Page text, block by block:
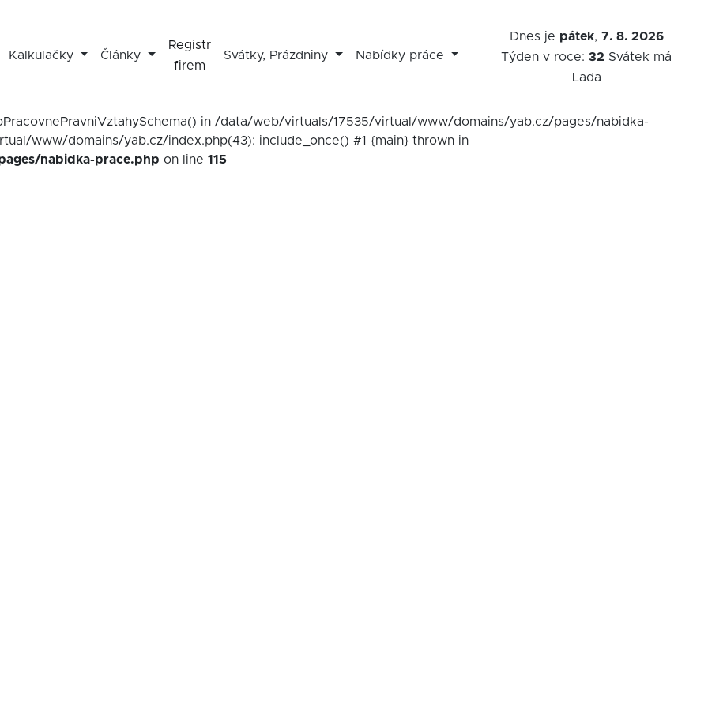
Kalkulačky Články
Registr
firem
Svátky, Prázdniny Nabídky práce
Dnes je pátek, 7. 8. 2026
Týden v roce:32 Svátek má
Lada
in /data/web/virtuals/17535/virtual/www/domains/yab.cz/pages/nabidka-
www/domains/yab.cz/index.php(43): include_once() #1 {main} thrown in
nabidka-prace.php on line 115